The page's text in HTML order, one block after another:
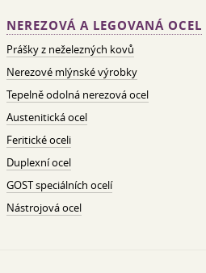
NEREZOVÁ A LEGOVANÁ OCEL
Prášky z neželezných kovů
Nerezové mlýnské výrobky
Tepelně odolná nerezová ocel
Austenitická ocel
Feritické oceli
Duplexní ocel
GOST speciálních ocelí
Nástrojová ocel